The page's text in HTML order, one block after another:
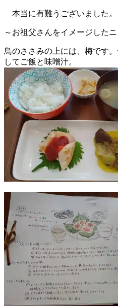
本当に有難うございました。
～お祖父さんをイメージした
鳥のささみの上には、梅です
してご飯と味噌汁。